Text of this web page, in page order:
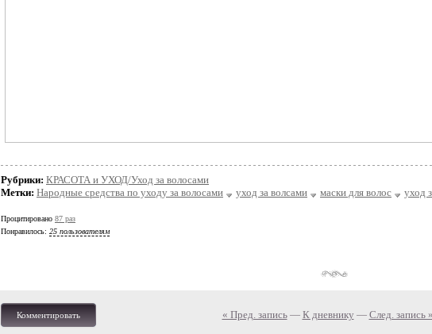
Рубрики: КРАСОТА и УХОД/Уход за волосами
Метки: Народные средства по уходу за волосами уход за волсами маски для волос уход
Процитировано 87 раз
Понравилось: 25 пользователям
Комментировать « Пред. запись— К дневнику — След. запись »